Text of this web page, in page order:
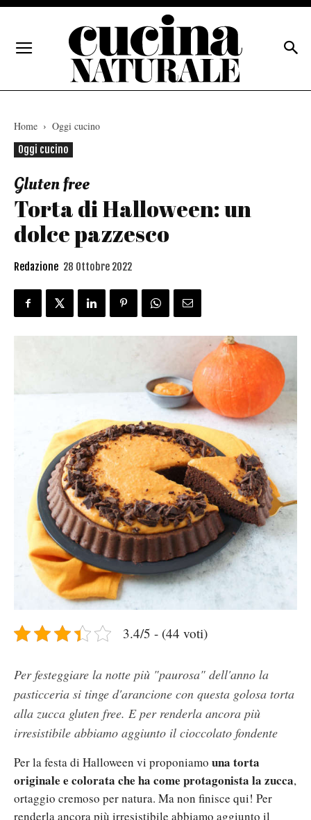
Home
Oggi cucino
Oggi cucino
Gluten free
Torta di Halloween: un
dolce pazzesco
Redazione 28 Ottobre 2022
3.4/5 - (44 voti)
Per festeggiare la notte più "paurosa" dell'anno la
pasticceria si tinge d'arancione con questa golosa torta
alla zucca gluten free. E per renderla ancora più
irresistibile abbiamo aggiunto il cioccolato fondente
Per la festa di Halloween vi proponiamo una torta
originale e colorata che ha come protagonista la zucca,
ortaggio cremoso per natura. Ma non finisce qui! Per
renderla ancora più irresistibile abbiamo aggiunto il